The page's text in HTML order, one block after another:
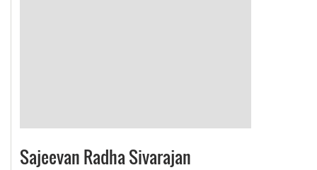
Sajeevan Radha Sivarajan